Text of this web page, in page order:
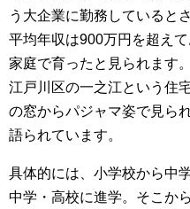
う大企業に勤務していると
平均年収は900万円を超え
家庭で育ったと見られます
江戸川区の一之江という住
の窓からパジャマ姿で見ら
語られています。
具体的には、小学校から中
中学・高校に進学。そこか